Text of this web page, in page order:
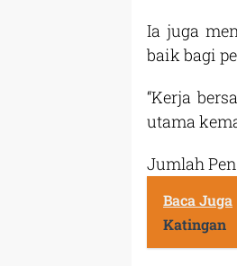
Ia juga
baik bagi
“Kerja
utama
Jumlah
Baca Juga
Katingan